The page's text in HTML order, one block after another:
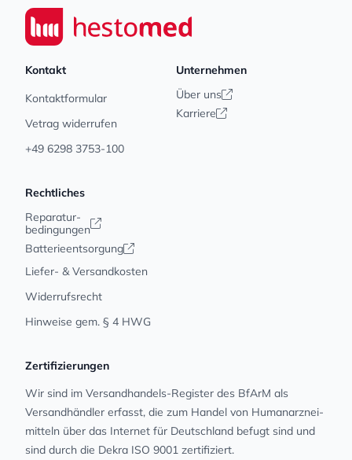
Seiwert GmbH
Kontakt
Kontaktformular
Vetrag widerrufen
+49 6298 3753-100
Unternehmen
Über uns
Karriere
Rechtliches
Reparatur-
bedingungen
Batterieentsorgung
Liefer- & Versandkosten
Widerrufsrecht
Hinweise gem. § 4 HWG
Zertifizierungen
Wir sind im Versandhandels-Register des BfArM als
Versandhändler erfasst, die zum Handel von Human­arz­nei­
mit­teln über das Internet für Deutschland befugt sind und
sind durch die Dekra ISO 9001 zertifiziert.